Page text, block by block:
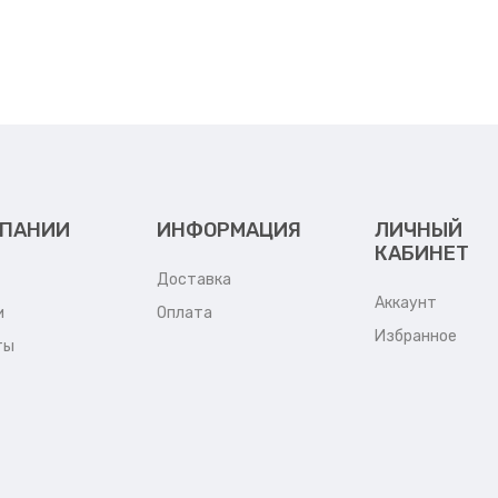
ИНФОРМАЦИЯ
Доставка
Оплата
ЛИЧНЫЙ
КАБИНЕТ
Аккаунт
Избранное